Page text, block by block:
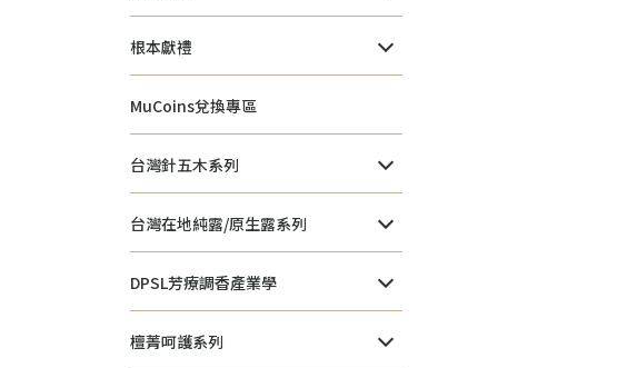
根本獻禮
MuCoins兌換專區
台灣針五木系列
台灣在地純露/原生露系列
DPSL芳療調香產業學
檀菁呵護系列